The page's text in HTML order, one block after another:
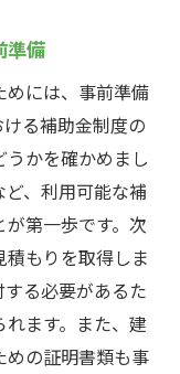
準備
めには、事前準備
る補助金制度の
かを確かめまし
、利用可能な補
第一歩です。次
もりを取得しま
る必要があるた
ます。また、建
めの証明書類も事